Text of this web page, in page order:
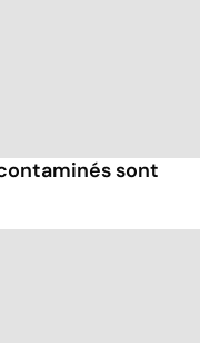
sont